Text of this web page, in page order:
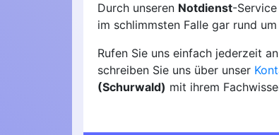
Durch unseren Notdienst-
im schlimmsten Falle gar rund
Rufen Sie uns einfach jederzeit
schreiben Sie uns über unser
(Schurwald) mit ihrem